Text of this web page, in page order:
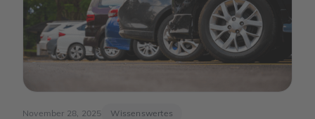
November 28, 2025 Wissenswertes